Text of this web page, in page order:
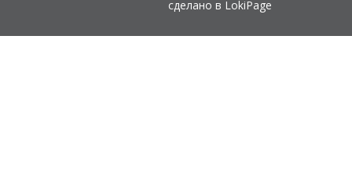
сделано в LokiPage